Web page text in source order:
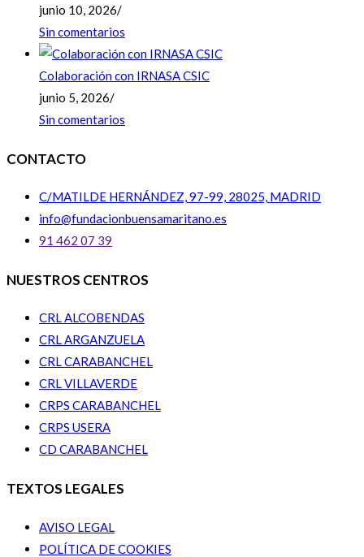
junio 10, 2026/
Sin comentarios
Colaboración con IRNASA CSIC
junio 5, 2026/
Sin comentarios
CONTACTO
C/MATILDE HERNÁNDEZ, 97-99, 28025, MADRID
info@fundacionbuensamaritano.es
91 462 07 39
NUESTROS CENTROS
CRL ALCOBENDAS
CRL ARGANZUELA
CRL CARABANCHEL
CRL VILLAVERDE
CRPS CARABANCHEL
CRPS USERA
CD CARABANCHEL
TEXTOS LEGALES
AVISO LEGAL
POLÍTICA DE COOKIES